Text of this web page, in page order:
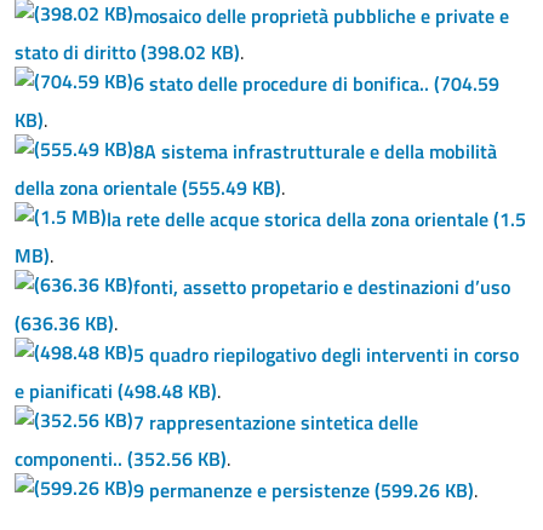
mosaico delle proprietà pubbliche e private e
stato di diritto(398.02 KB).
6 stato delle procedure di bonifica.. (704.59
KB).
8A sistema infrastrutturale e della mobilità
della zona orientale(555.49 KB).
la rete delle acque storica della zona orientale(1.5
MB).
fonti, assetto propetario e destinazioni d’uso
(636.36 KB).
5 quadro riepilogativo degli interventi in corso
e pianificati (498.48 KB).
7 rappresentazione sintetica delle
componenti.. (352.56 KB).
9 permanenze e persistenze(599.26 KB).